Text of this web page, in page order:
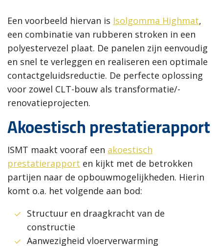
Een voorbeeld hiervan is Isolgomma Highmat,
een combinatie van rubberen stroken in een
polyestervezel plaat. De panelen zijn eenvoudig
en snel te verleggen en realiseren een optimale
contactgeluidsreductie. De perfecte oplossing
voor zowel CLT-bouw als transformatie/-
renovatieprojecten.
Akoestisch prestatierapport
ISMT maakt vooraf een akoestisch
prestatierapport en kijkt met de betrokken
partijen naar de opbouwmogelijkheden. Hierin
komt o.a. het volgende aan bod:
Structuur en draagkracht van de
constructie
Aanwezigheid vloerverwarming